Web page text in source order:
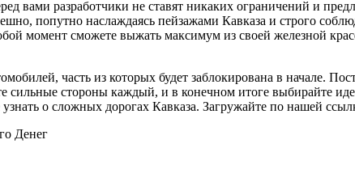
вами разработчики не ставят никаких ограничений и
попутно наслаждаясь пейзажами Кавказа и строго
момент сможете выжать максимум из своей железной
часть из которых будет заблокирована в начале.
сильные стороны каждый, и в конечном итоге выбирайте
о сложных дорогах Кавказа. Загружайте по нашей